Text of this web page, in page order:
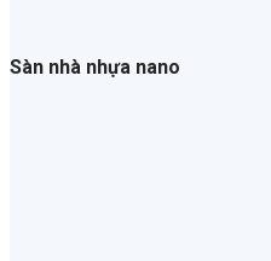
Sàn nhà nhựa nano